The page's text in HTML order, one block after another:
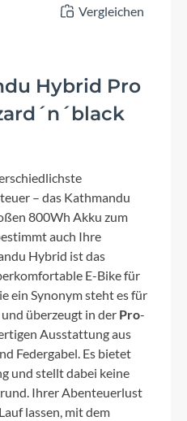
Vergleichen
Hybrid Pro
– das Kathmandu
800Wh Akku zum
auch Ihre
Hybrid ist das
E-Bike für
ein Synonym steht es für
und überzeugt in der Pro-
Ausstattung aus
Federgabel. Es bietet
und stellt dabei keine
Ihrer Abenteuerlust
lassen, mit dem